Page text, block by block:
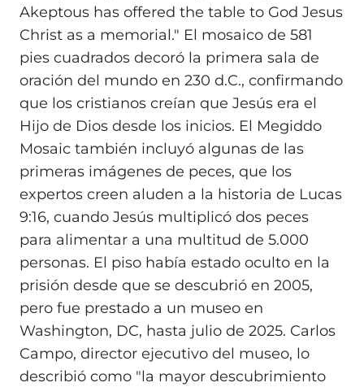
Akeptous has offered the table to God Jesus
Christ as a memorial." El mosaico de 581
pies cuadrados decoró la primera sala de
oración del mundo en 230 d.C., confirmando
que los cristianos creían que Jesús era el
Hijo de Dios desde los inicios. El Megiddo
Mosaic también incluyó algunas de las
primeras imágenes de peces, que los
expertos creen aluden a la historia de Lucas
9:16, cuando Jesús multiplicó dos peces
para alimentar a una multitud de 5.000
personas. El piso había estado oculto en la
prisión desde que se descubrió en 2005,
pero fue prestado a un museo en
Washington, DC, hasta julio de 2025. Carlos
Campo, director ejecutivo del museo, lo
describió como "la mayor descubrimiento